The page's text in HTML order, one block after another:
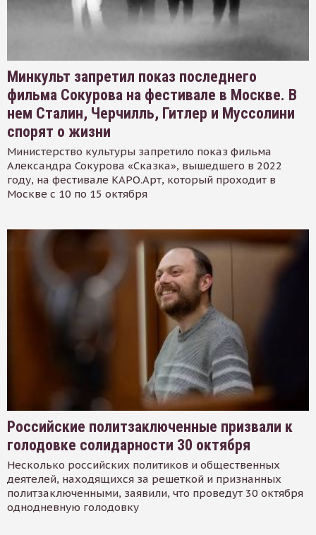
Минкульт запретил показ последнего
фильма Сокурова на фестивале в Москве. В
нем Сталин, Черчилль, Гитлер и Муссолини
спорят о жизни
Министерство культуры запретило показ фильма
Александра Сокурова «Сказка», вышедшего в 2022
году, на фестивале КАРО.Арт, который проходит в
Москве с 10 по 15 октября
Российские политзаключенные призвали к
голодовке солидарности 30 октября
Несколько российских политиков и общественных
деятелей, находящихся за решеткой и признанных
политзаключенными, заявили, что проведут 30 октября
однодневную голодовку